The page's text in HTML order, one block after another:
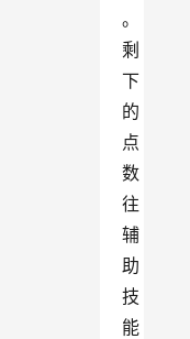
。
剩
下
的
点
数
往
辅
助
技
能